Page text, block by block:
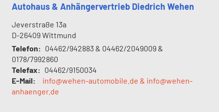
Autohaus & Anhängervertrieb Diedrich Wehen
Jeverstraße 13a
D-26409Wittmund
Telefon: 04462/942883 & 04462/2049009 &
0178/7992860
Telefax: 04462/9150034
E-Mail:
info@wehen-automobile.de & info@wehen-
anhaenger.de